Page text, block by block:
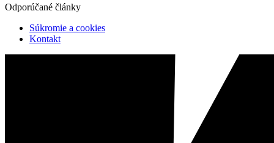
Odporúčané články
Súkromie a cookies
Kontakt